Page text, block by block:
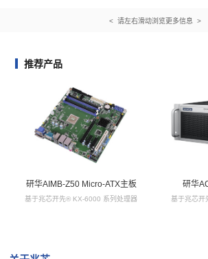
< 请左右滑动浏览更多信息 >
推荐产品
研华AIMB-Z50 Micro-ATX主板
基于兆芯开先® KX-6000 系列处理器
研华
基于兆芯开